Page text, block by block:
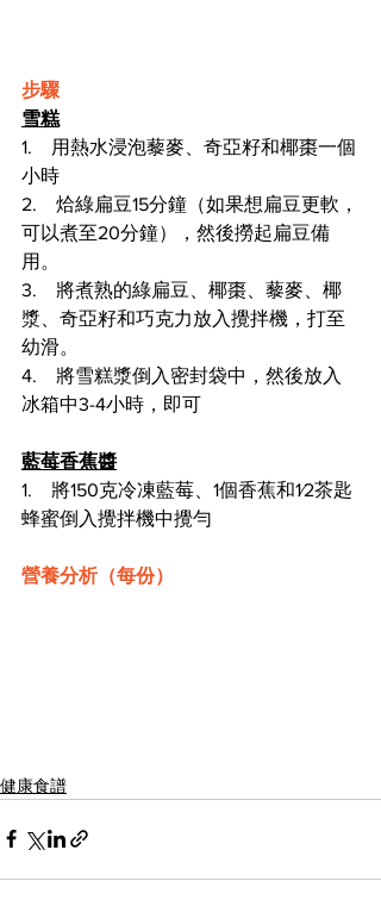
步驟
雪糕
1.    用熱水浸泡藜麥、奇亞籽和椰棗一個
小時
2.    烚綠扁豆15分鐘（如果想扁豆更軟，
可以煮至20分鐘），然後撈起扁豆備
用。
3.    將煮熟的綠扁豆、椰棗、藜麥、椰
漿、奇亞籽和巧克力放入攪拌機，打至
幼滑。
4.    將雪糕漿倒入密封袋中，然後放入
冰箱中3-4小時，即可
藍莓香蕉醬
1.    將150克冷凍藍莓、1個香蕉和1⁄2茶匙
蜂蜜倒入攪拌機中攪勻
營養分析（每份）
健康食譜